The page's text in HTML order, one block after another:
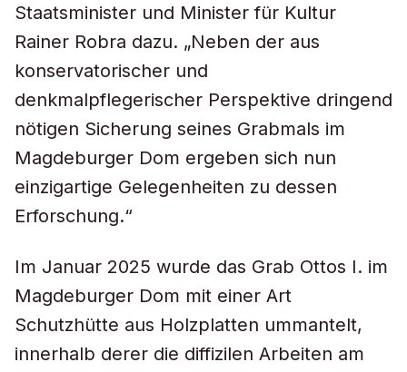
Staatsminister und Minister für Kultur
Rainer Robra dazu. „Neben der aus
konservatorischer und
denkmalpflegerischer Perspektive dringend
nötigen Sicherung seines Grabmals im
Magdeburger Dom ergeben sich nun
einzigartige Gelegenheiten zu dessen
Erforschung.“
Im Januar 2025 wurde das Grab Ottos I. im
Magdeburger Dom mit einer Art
Schutzhütte aus Holzplatten ummantelt,
innerhalb derer die diffizilen Arbeiten am